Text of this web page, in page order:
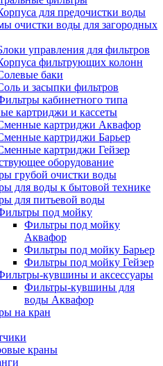
для предочистки воды
очистки воды для загородных
управления для фильтров
фильтрующих колонн
баки
и засыпки фильтров
кабинетного типа
картриджи и кассеты
картриджи Аквафор
картриджи Барьер
картриджи Гейзер
оборудование
грубой очистки воды
для воды к бытовой технике
для питьевой воды
под мойку
Фильтры под мойку
Аквафор
Фильтры под мойку Барьер
Фильтры под мойку Гейзер
кувшины и аксессуары
Фильтры-кувшины для
воды Аквафор
на кран
краны